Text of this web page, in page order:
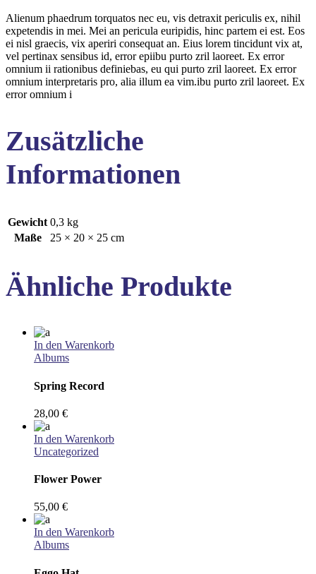
Alienum phaedrum torquatos nec eu, vis detraxit periculis ex, nihil
expetendis in mei. Mei an pericula euripidis, hinc partem ei est. Eos
ei nisl graecis, vix aperiri consequat an. Eius lorem tincidunt vix at,
vel pertinax sensibus id, error epiibu purto zril laoreet. Ex error
omnium ii rationibus definiebas, eu qui purto zril laoreet. Ex error
omnium interpretaris pro, alia illum ea vim.ibu purto zril laoreet. Ex
error omnium i
Zusätzliche
Informationen
Gewicht 0,3 kg
Maße
25 × 20 × 25 cm
Ähnliche Produkte
In den Warenkorb
Albums
Spring Record
28,00 €
In den Warenkorb
Uncategorized
Flower Power
55,00 €
In den Warenkorb
Albums